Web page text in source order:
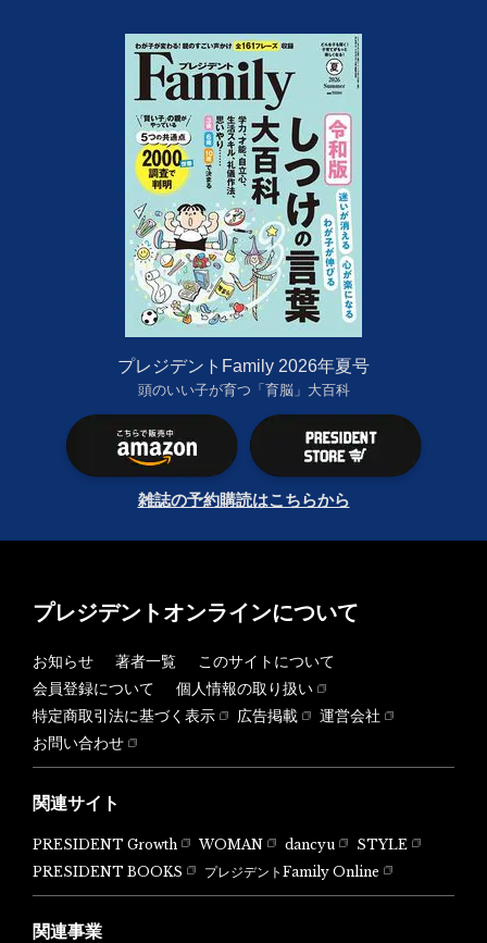
プレジデントFamily 2026年夏号
頭のいい子が育つ「育脳」大百科
雑誌の予約購読はこちらから
プレジデントオンラインについて
お知らせ 著者一覧
このサイトについて
会員登録について
個人情報の取り扱い
特定商取引法に基づく表示
広告掲載
運営会社
お問い合わせ
関連サイト
PRESIDENT Growth WOMAN dancyu
STYLE
PRESIDENT BOOKS
プレジデントFamily Online
関連事業